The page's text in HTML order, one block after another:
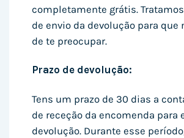
completamente grátis.
de envio da devolução para que
de te preocupar.
Prazo de devolução:
Tens um prazo de 30 dias a
de receção da encomenda para
devolução. Durante esse